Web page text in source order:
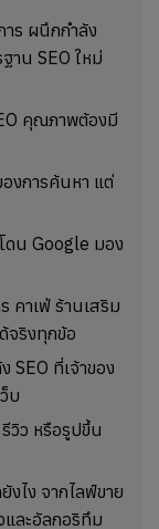
ร ผนึกกำลัง
าน SEO ใหม่
คุณภาพต้องมี
องการค้นหา แต่
ดน Google มอง
คาเฟ่ ร้านเสริม
จริงทุกข้อ
SEO ที่เจ้าของ
บ
วิว หรือรูปขึ้น
ไง จากไลฟ์ขาย
และอัลกอริทึม